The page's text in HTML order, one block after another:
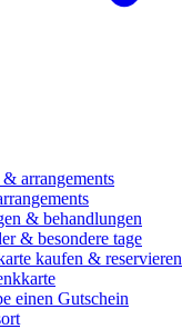
arrangements
& behandlungen
& besondere tage
kaufen & reservieren
einen Gutschein